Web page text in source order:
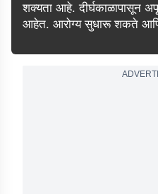
शक्यता आहे. दीर्घकाळापासून
आहेत. आरोग्य सुधारू शकते